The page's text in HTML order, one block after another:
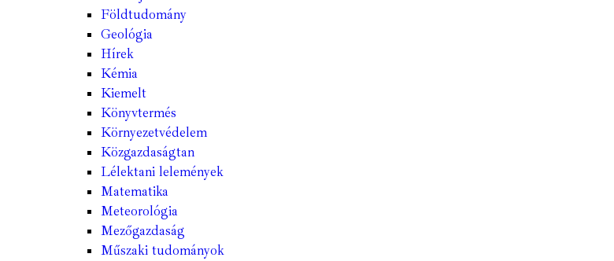
Földtudomány
Geológia
Hírek
Kémia
Kiemelt
Könyvtermés
Környezetvédelem
Közgazdaságtan
Lélektani lelemények
Matematika
Meteorológia
Mezőgazdaság
Műszaki tudományok